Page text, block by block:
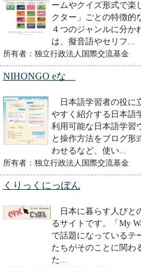
ームやクイズ形式で
クター」ごとの特徴的
４つのジャンルに分か
は、擬音語やセリフ...
所有者：独立行政法人国際交流基金
NIHONGO eな
日本語学習者の役に
やすく紹介する日本
利用可能な日本語学習
と操作方法をブログ
わせるなど、使い...
所有者：独立行政法人国際交流基金
くりっくにっぽん
日本に暮らす人びと
るサイトです。「My
で話題になっているテ
たちがそのことに関わ
た...